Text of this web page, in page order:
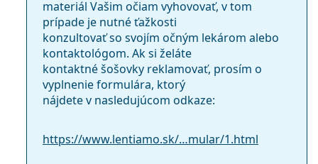
materiál Vašim očiam vyhovovať, v tom
prípade je nutné ťažkosti
konzultovať so svojím očným lekárom alebo
kontaktológom. Ak si želáte
kontaktné šošovky reklamovať, prosím o
vyplnenie formulára, ktorý
nájdete v nasledujúcom odkaze:
https://www.lentiamo.sk/…mular/1.html